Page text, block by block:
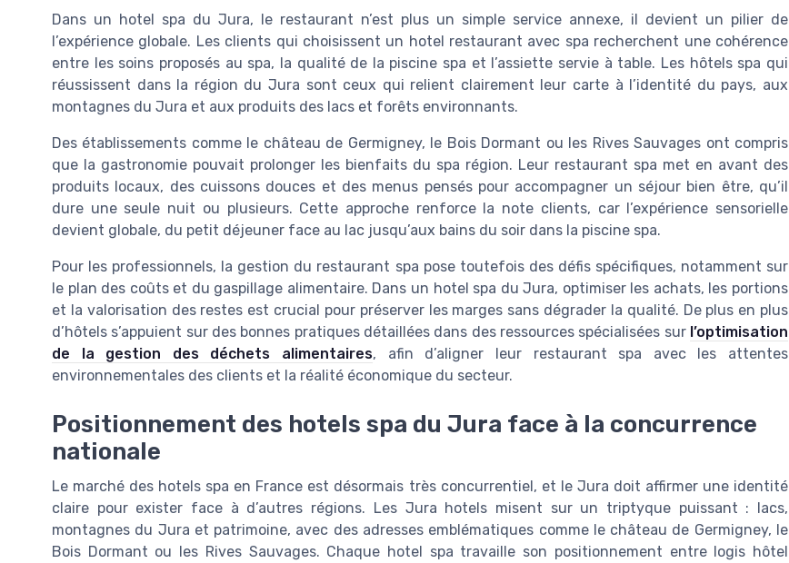
Dans un hotel spa du Jura, le restaurant n’est plus un simple service annexe, il devient un pilier de
l’expérience globale. Les clients qui choisissent un hotel restaurant avec spa recherchent une cohérence
entre les soins proposés au spa, la qualité de la piscine spa et l’assiette servie à table. Les hôtels spa qui
réussissent dans la région du Jura sont ceux qui relient clairement leur carte à l’identité du pays, aux
montagnes du Jura et aux produits des lacs et forêts environnants.
Des établissements comme le château de Germigney, le Bois Dormant ou les Rives Sauvages ont compris
que la gastronomie pouvait prolonger les bienfaits du spa région. Leur restaurant spa met en avant des
produits locaux, des cuissons douces et des menus pensés pour accompagner un séjour bien être, qu’il
dure une seule nuit ou plusieurs. Cette approche renforce la note clients, car l’expérience sensorielle
devient globale, du petit déjeuner face au lac jusqu’aux bains du soir dans la piscine spa.
Pour les professionnels, la gestion du restaurant spa pose toutefois des défis spécifiques, notamment sur
le plan des coûts et du gaspillage alimentaire. Dans un hotel spa du Jura, optimiser les achats, les portions
et la valorisation des restes est crucial pour préserver les marges sans dégrader la qualité. De plus en plus
d’hôtels s’appuient sur des bonnes pratiques détaillées dans des ressources spécialisées sur l’optimisation
de la gestion des déchets alimentaires, afin d’aligner leur restaurant spa avec les attentes
environnementales des clients et la réalité économique du secteur.
Positionnement des hotels spa du Jura face à la concurrence
nationale
Le marché des hotels spa en France est désormais très concurrentiel, et le Jura doit affirmer une identité
claire pour exister face à d’autres régions. Les Jura hotels misent sur un triptyque puissant : lacs,
montagnes du Jura et patrimoine, avec des adresses emblématiques comme le château de Germigney, le
Bois Dormant ou les Rives Sauvages. Chaque hotel spa travaille son positionnement entre logis hôtel